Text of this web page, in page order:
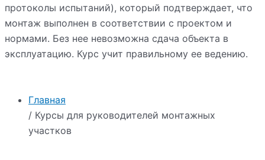
Главная
/ Курсы для руководителей монтажных
участков
протоколы испытаний), который подтверждает, что
монтаж выполнен в соответствии с проектом и
нормами. Без нее невозможна сдача объекта в
эксплуатацию. Курс учит правильному ее ведению.